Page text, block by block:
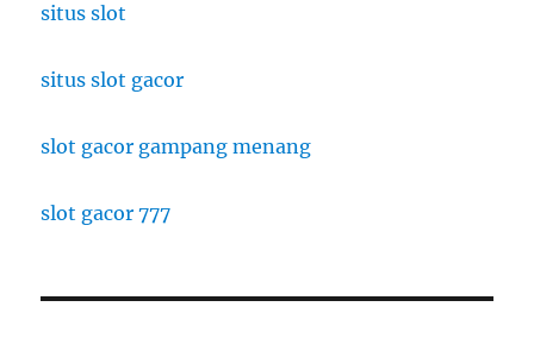
situs slot
situs slot gacor
slot gacor gampang menang
slot gacor 777